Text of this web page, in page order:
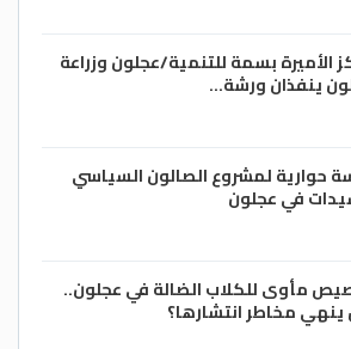
الأميرة بسمة للتنمية/عجلون وزراعة
ينفذان ورشة…
حوارية لمشروع الصالون السياسي
في عجلون
مأوى للكلاب الضالة في عجلون..
مخاطر انتشارها؟